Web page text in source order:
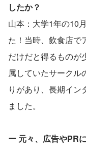
したか？
山本：大学1年の10
た！当時、飲食店で
だけだと得るものが
属していたサークル
りがあり、長期イン
ました。
ー 元々、広告やPR